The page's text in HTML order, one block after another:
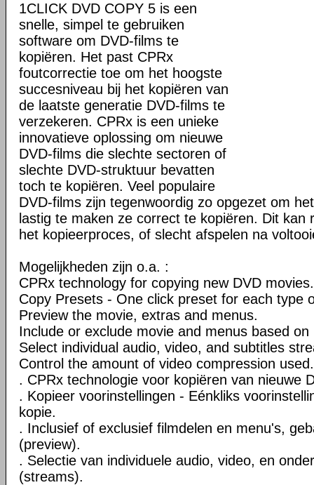
1CLICK DVD COPY 5 is een
snelle, simpel te gebruiken
software om DVD-films te
kopiëren. Het past CPRx
foutcorrectie toe om het hoogste
succesniveau bij het kopiëren van
de laatste generatie DVD-films te
verzekeren. CPRx is een unieke
innovatieve oplossing om nieuwe
DVD-films die slechte sectoren of
slechte DVD-struktuur bevatten
toch te kopiëren. Veel populaire
DVD-films zijn tegenwoordig zo opgezet om
lastig te maken ze correct te kopiëren. Dit kan
het kopieerproces, of slecht afspelen na
Mogelijkheden zijn o.a. :
CPRx technology for copying new DVD movies.
Copy Presets - One click preset for each type
Preview the movie, extras and menus.
Include or exclude movie and menus based on
Select individual audio, video, and subtitles
Control the amount of video compression used.
. CPRx technologie voor kopiëren van nieuwe
. Kopieer voorinstellingen - Eénkliks
kopie.
. Inclusief of exclusief filmdelen en menu's,
(preview).
. Selectie van individuele audio, video, en
(streams).